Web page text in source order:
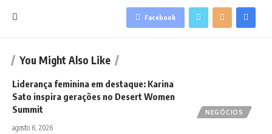
Facebook
You Might Also Like
NEGÓCIOS
Liderança feminina em destaque: Karina
Sato inspira gerações no Desert Women
Summit
agosto 6, 2026